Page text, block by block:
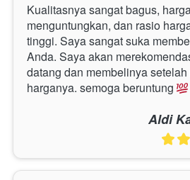
Kualitasnya sangat bagus,
menguntungkan, dan rasio
tinggi. Saya sangat suka
Anda. Saya akan
datang dan membelinya
harganya. semoga beruntung
Aldi